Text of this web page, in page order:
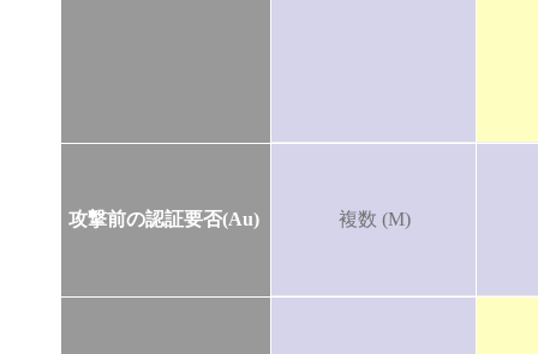
攻撃前の認証要否(Au) 複数 (M)